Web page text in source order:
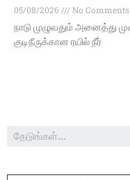
05/08/2026
No Comments
நாடு முழுவதும் அனைத்து
குடிநீருக்கான ரயில் நீர்